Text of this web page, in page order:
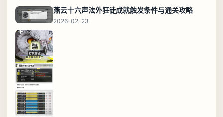
燕云十六声法外狂徒成就触发条件与通关攻略
2026-02-23